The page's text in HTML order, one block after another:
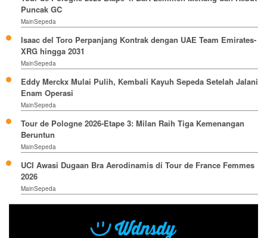
Puncak GC
MainSepeda
Isaac del Toro Perpanjang Kontrak dengan UAE Team Emirates-
XRG hingga 2031
MainSepeda
Eddy Merckx Mulai Pulih, Kembali Kayuh Sepeda Setelah Jalani
Enam Operasi
MainSepeda
Tour de Pologne 2026-Etape 3: Milan Raih Tiga Kemenangan
Beruntun
MainSepeda
UCI Awasi Dugaan Bra Aerodinamis di Tour de France Femmes
2026
MainSepeda